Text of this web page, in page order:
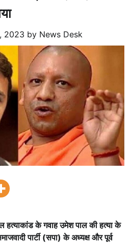
2023 by News Desk
के गवाह उमेश पाल की हत्या के
पार्टी (सपा) के अध्यक्ष और पूर्व